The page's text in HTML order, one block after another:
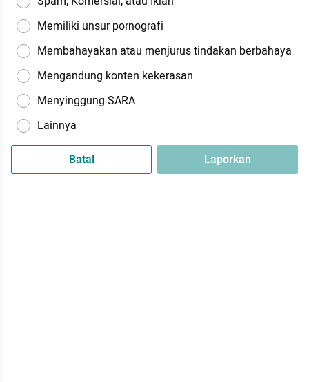
Memiliki unsur pornografi
Membahayakan atau menjurus tindakan berbahaya
Mengandung konten kekerasan
Menyinggung SARA
Lainnya
Batal Laporkan